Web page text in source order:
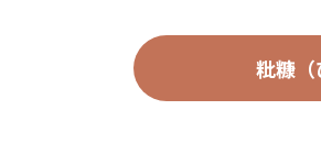
粃糠